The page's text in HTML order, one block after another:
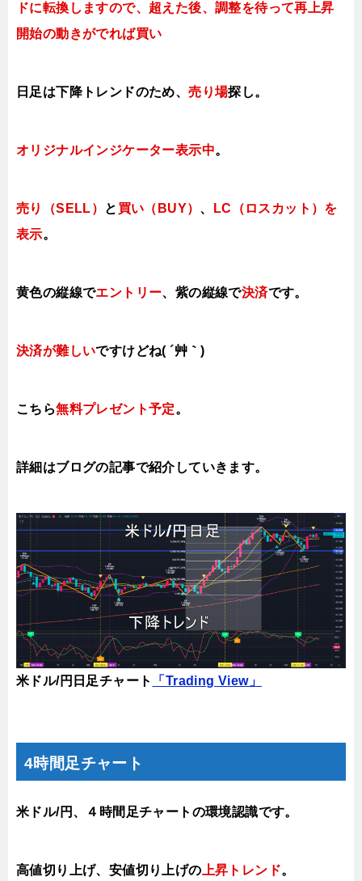
ドに転換しますので、超えた後、調整を待って再上昇
開始の動きがでれば買い
日足は下降トレンドのため、売り場探し。
オリジナルインジケーター表示中。
売り（SELL） と 買い（BUY） 、
LC（ロスカット）を
表示。
黄色の縦線でエントリー、紫の縦線で決済です。
決済が難しいですけどね( ´艸｀)
こちら無料プレゼント予定。
詳細はブログの記事で紹介していきます。
米ドル/円日足チャート 「Trading View」
4時間足チャート
米ドル/円、４時間足チャートの環境認識です。
高値切り上げ、安値切り上げの 上昇トレンド。